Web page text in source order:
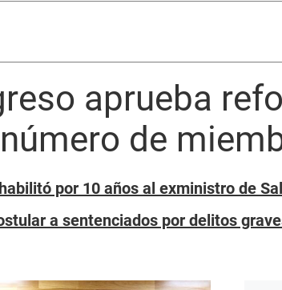
aprueba
de
por 10 años al exministro de
a sentenciados por delitos